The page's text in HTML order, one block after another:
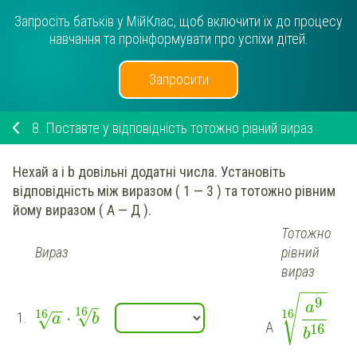
Запросіть батьків у МійКлас, щоб включити їх до процесу
навчання та проінформувати про успіхи дітей.
Запросити
8. Поставте у відповідність тотожно рівний вираз
Нехай а і b довільні додатні числа. Установіть
відповідність між виразом ( 1 — 3 ) та тотожно рівним
йому виразом ( А — Д ).
Вираз
Тотожно
рівний
вираз
1. a
−
−
√
16 ⋅ b
√
16
А
a9
b16
−−
−
√
16